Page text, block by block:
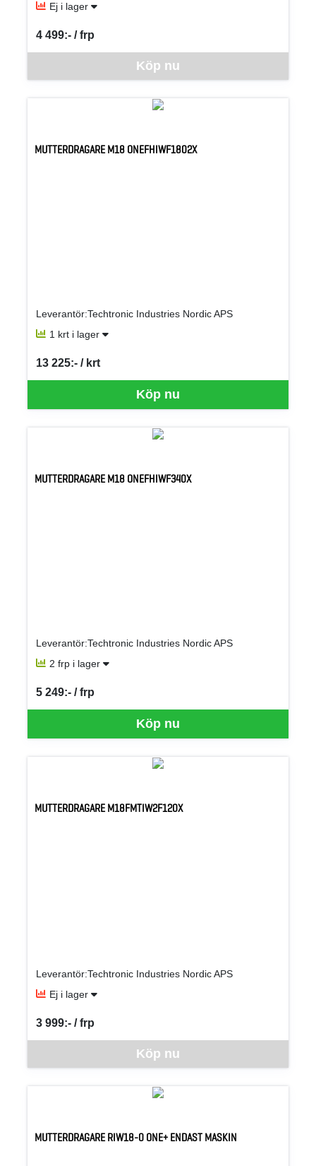
Ej i lager
Köp nu
4 499:- / frp
SEK per FRP
MUTTERDRAGARE M18 ONEFHIWF1802X
Leverantör:Techtronic Industries Nordic APS
1 krt i lager
Köp nu
13 225:- / krt
SEK per KRT
MUTTERDRAGARE M18 ONEFHIWF340X
Leverantör:Techtronic Industries Nordic APS
2 frp i lager
Köp nu
5 249:- / frp
SEK per FRP
MUTTERDRAGARE M18FMTIW2F120X
Leverantör:Techtronic Industries Nordic APS
Ej i lager
Köp nu
3 999:- / frp
SEK per FRP
MUTTERDRAGARE RIW18-0 ONE+ ENDAST MASKIN